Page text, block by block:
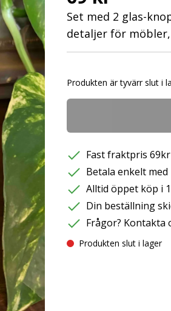
Set med 2 glas-
detaljer för
Produkten är tyvärr slut i
Fast fraktpris
Betala enkelt
Alltid öppet köp i
Din beställning
Frågor? Kontakta
Produkten slut i lager